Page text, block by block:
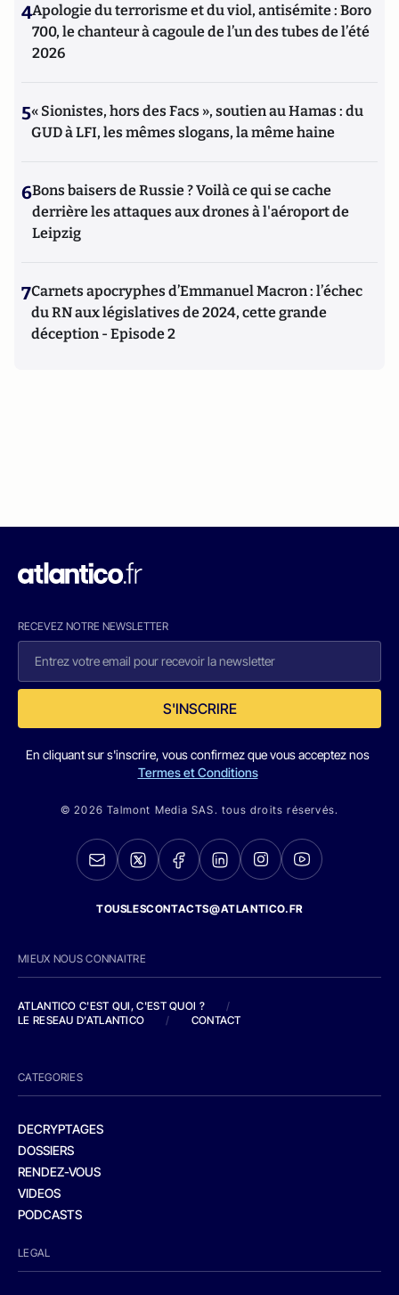
4Apologie du terrorisme et du viol, antisémite : Boro
700, le chanteur à cagoule de l’un des tubes de l’été
2026
5« Sionistes, hors des Facs », soutien au Hamas : du
GUD à LFI, les mêmes slogans, la même haine
6Bons baisers de Russie ? Voilà ce qui se cache
derrière les attaques aux drones à l'aéroport de
Leipzig
7Carnets apocryphes d’Emmanuel Macron : l’échec
du RN aux législatives de 2024, cette grande
déception - Episode 2
RECEVEZ NOTRE NEWSLETTER
S'INSCRIRE
En cliquant sur s'inscrire, vous confirmez que vous acceptez nos
Termes et Conditions
© 2026 Talmont Media SAS. tous droits réservés.
TOUSLESCONTACTS@ATLANTICO.FR
MIEUX NOUS CONNAITRE
ATLANTICO C'EST QUI, C'EST QUOI ?
/
LE RESEAU D'ATLANTICO
/ CONTACT
CATEGORIES
DECRYPTAGES
DOSSIERS
RENDEZ-VOUS
VIDEOS
PODCASTS
LEGAL